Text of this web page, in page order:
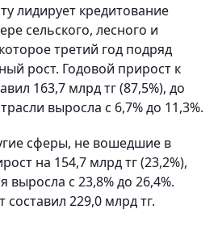
лидирует кредитование
сельского, лесного и
третий год подряд
рост. Годовой прирост к
163,7 млрд тг (87,5%), до
выросла с 6,7% до 11,3%.
сферы, не вошедшие в
на 154,7 млрд тг (23,2%),
выросла с 23,8% до 26,4%.
229,0 млрд тг.